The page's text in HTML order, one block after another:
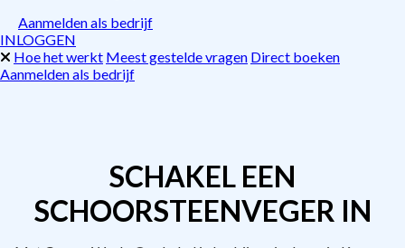
Aanmelden als bedrijf
INLOGGEN
Hoe het werkt Meest gestelde vragen Direct boeken
Aanmelden als bedrijf
SCHAKEL EEN
SCHOORSTEENVEGER IN